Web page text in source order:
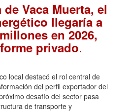
Vaca Muerta, el
llegaría a
en 2026,
privado.
local destacó el rol central de
del perfil exportador del
desafío del sector pasa
de transporte y